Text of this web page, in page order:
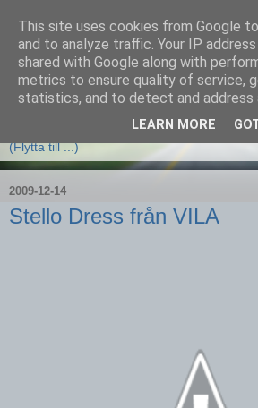
2009-12-14
Stello Dress från VILA
This site uses cookies from Google
and to analyze traffic. Your IP
shared with Google along with
metrics to ensure quality of service,
statistics, and to detect and address
LEARN MORE